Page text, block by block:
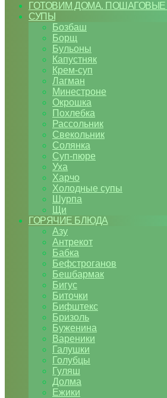
ГОТОВИМ ДОМА.
СУПЫ
Бозбаш
Борщ
Бульоны
Капустняк
Крем-суп
Лагман
Минестроне
Окрошка
Похлебка
Рассольник
Свекольник
Солянка
Суп-пюре
Уха
Харчо
Холодные супы
Шурпа
Щи
ГОРЯЧИЕ БЛЮДА
Азу
Антрекот
Бабка
Бефстроганов
Бешбармак
Бигус
Биточки
Бифштекс
Бризоль
Буженина
Вареники
Галушки
Голубцы
Гуляш
Долма
Ежики